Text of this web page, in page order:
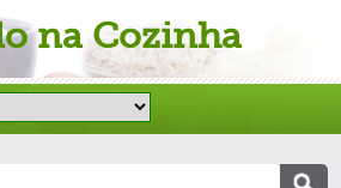
na Cozinha